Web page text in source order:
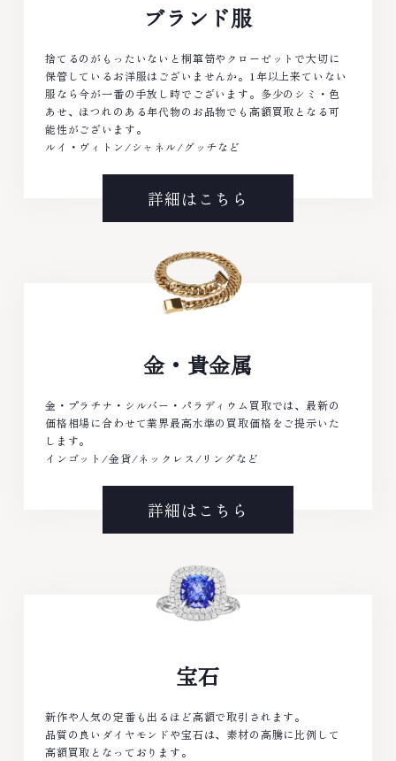
ブランド服
捨てるのがもったいないと桐箪笥やクローゼットで大切に
保管しているお洋服はございませんか。1年以上来ていない
服なら今が一番の手放し時でございます。多少のシミ・色
あせ、ほつれのある年代物のお品物でも高額買取となる可
能性がございます。
ルイ・ヴィトン/シャネル/グッチなど
詳細はこちら
金・貴金属
金・プラチナ・シルバー・パラディウム買取では、最新の
価格相場に合わせて業界最高水準の買取価格をご提示いた
します。
インゴット/金貨/ネックレス/リングなど
詳細はこちら
宝石
新作や人気の定番も出るほど高額で取引されます。
品質の良いダイヤモンドや宝石は、素材の高騰に比例して
高額買取となっております。